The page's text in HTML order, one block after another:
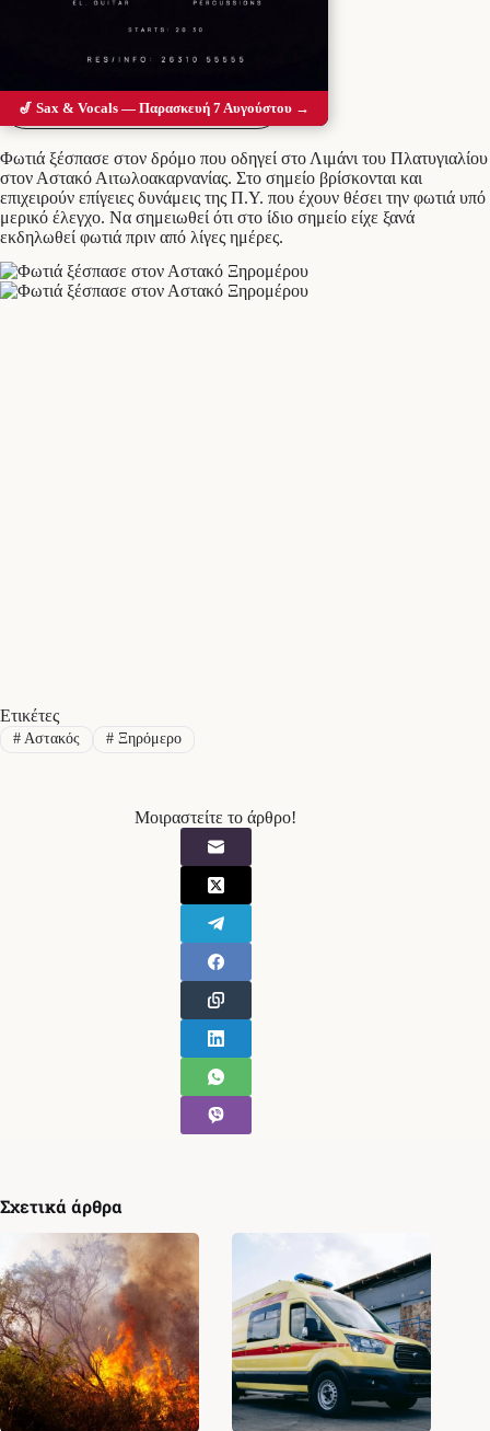
Προσθέστε το Messolonghi Voice ως
προτιμώμενη πηγή στο Google
Φωτιά ξέσπασε στον δρόμο που οδηγεί στο Λιμάνι του Πλατυγιαλίου
στον Αστακό Αιτωλοακαρνανίας. Στο σημείο βρίσκονται και
επιχειρούν επίγειες δυνάμεις της Π.Υ. που έχουν θέσει την φωτιά υπό
μερικό έλεγχο. Να σημειωθεί ότι στο ίδιο σημείο είχε ξανά
εκδηλωθεί φωτιά πριν από λίγες ημέρες.
Ετικέτες
#Αστακός #Ξηρόμερο
Μοιραστείτε το άρθρο!
Σχετικά άρθρα
🎷 Sax & Vocals — Παρασκευή 7 Αυγούστου →